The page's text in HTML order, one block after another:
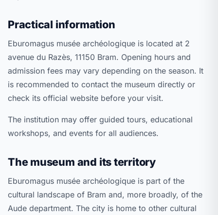
Practical information
Eburomagus musée archéologique is located at 2
avenue du Razès, 11150 Bram. Opening hours and
admission fees may vary depending on the season. It
is recommended to contact the museum directly or
check its official website before your visit.
The institution may offer guided tours, educational
workshops, and events for all audiences.
The museum and its territory
Eburomagus musée archéologique is part of the
cultural landscape of Bram and, more broadly, of the
Aude department. The city is home to other cultural